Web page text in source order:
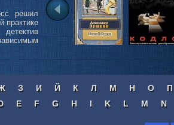
решил
практике
З И Й К Л М Н О П
E F G H I K L M N